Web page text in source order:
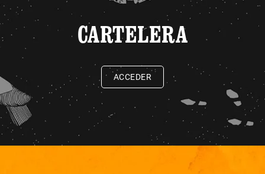
CARTELERA
ACCEDER